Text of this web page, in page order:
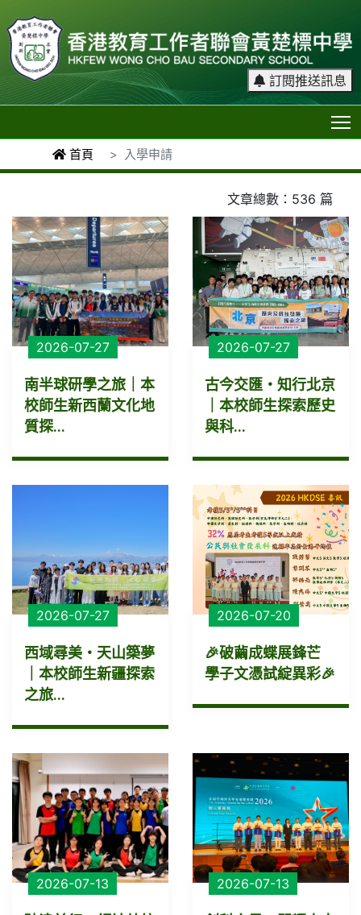
訂閱推送訊息
首頁 入學申請
文章總數：536 篇
2026-07-27
南半球研學之旅｜本
校師生新西蘭文化地
質探...
2026-07-27
古今交匯・知行北京
｜本校師生探索歷史
與科...
2026-07-27
西域尋美・天山築夢
｜本校師生新疆探索
之旅...
2026-07-20
🎉破繭成蝶展鋒芒
學子文憑試綻異彩🎉
2026-07-13 2026-07-13